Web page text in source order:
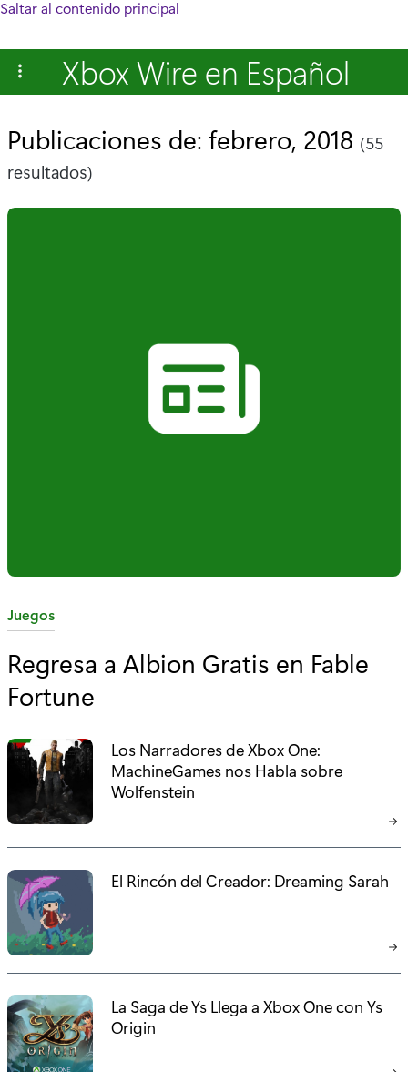
Saltar al contenido principal
Xbox Wire en Español
Publicaciones de: febrero, 2018 (55
resultados)
C
t
e
g
o
Juegos
Regresa a Albion Gratis en Fable
Fortune
Los Narradores de Xbox One:
MachineGames nos Habla sobre
Wolfenstein
El Rincón del Creador: Dreaming Sarah
La Saga de Ys Llega a Xbox One con Ys
Origin